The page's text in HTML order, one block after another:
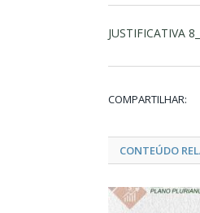
JUSTIFICATIVA
COMPARTILHAR:
CONTEÚDO